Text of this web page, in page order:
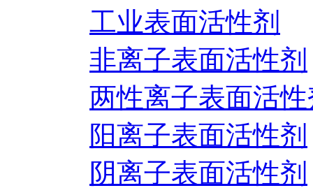
工业表面活性剂
非离子表面活性剂
两性离子表面活
阳离子表面活性剂
阴离子表面活性剂